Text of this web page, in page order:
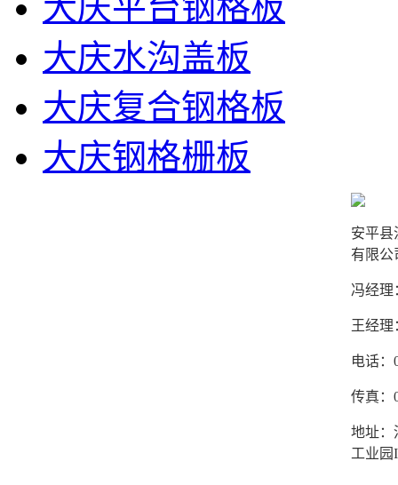
大庆平台钢格板
大庆水沟盖板
大庆复合钢格板
大庆钢格栅板
安平县
有限公
冯经理
王经理
电话：
传真：
地址：
工业园